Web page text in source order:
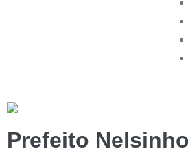
Prefeito